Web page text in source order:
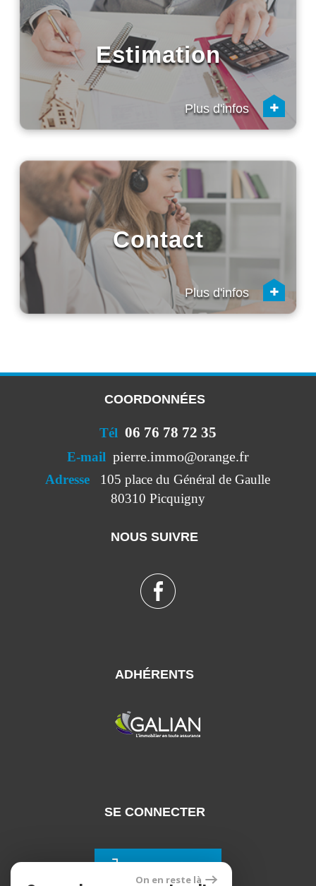
Estimation
Plus d'infos +
Contact
Plus d'infos +
COORDONNÉES
Tél 06 76 78 72 35
E-mail pierre.immo@orange.fr
Adresse
105 place du Général de Gaulle
80310 Picquigny
NOUS SUIVRE
ADHÉRENTS
SE CONNECTER
On en reste là